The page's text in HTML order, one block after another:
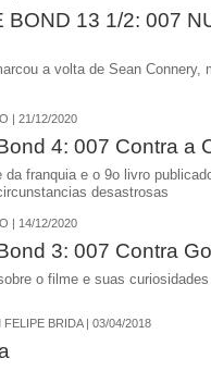
BOND 13 1/2: 007
a volta de Sean Connery,
| 21/12/2020
4: 007 Contra a
da franquia e o 9o livro
desastrosas
| 14/12/2020
3: 007 Contra
o filme e suas curiosidades
FELIPE BRIDA | 03/04/2018